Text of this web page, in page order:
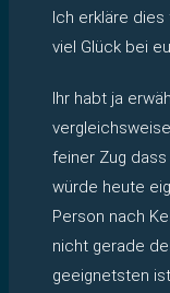
Ich erkläre
viel Glück bei
Ihr habt ja
feiner Zug
würde heute
Person nach
nicht gerade
geeignetsten